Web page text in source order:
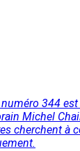
344
Michel
cherchent à